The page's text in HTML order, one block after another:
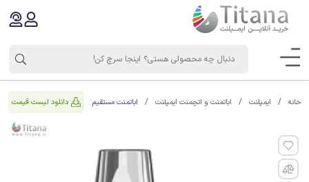
خانه ایمپلنت اباتمنت و اتچمنت ایمپلنت اباتمنت مستقیم دانلود لیست قیمت